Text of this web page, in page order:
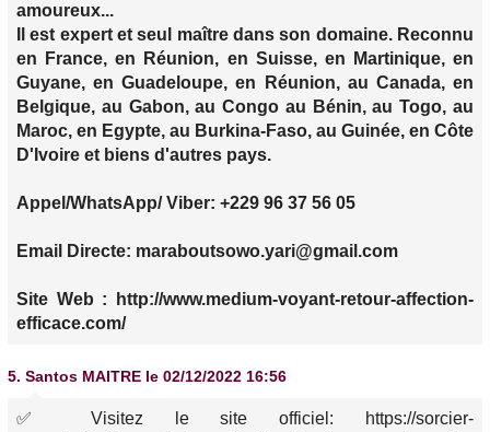
amoureux...
Il est expert et seul maître dans son domaine. Reconnu
en France, en Réunion, en Suisse, en Martinique, en
Guyane, en Guadeloupe, en Réunion, au Canada, en
Belgique, au Gabon, au Congo au Bénin, au Togo, au
Maroc, en Egypte, au Burkina-Faso, au Guinée, en Côte
D'Ivoire et biens d'autres pays.
Appel/WhatsApp/ Viber: +229 96 37 56 05
Email Directe: maraboutsowo.yari@gmail.com
Site Web : http://www.medium-voyant-retour-affection-
efficace.com/
5. Santos MAITRE le 02/12/2022 16:56
✅ Visitez le site officiel: https://sorcier-